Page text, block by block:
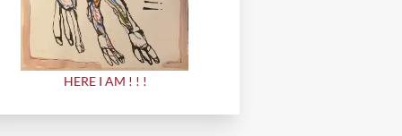
HERE I AM ! ! !